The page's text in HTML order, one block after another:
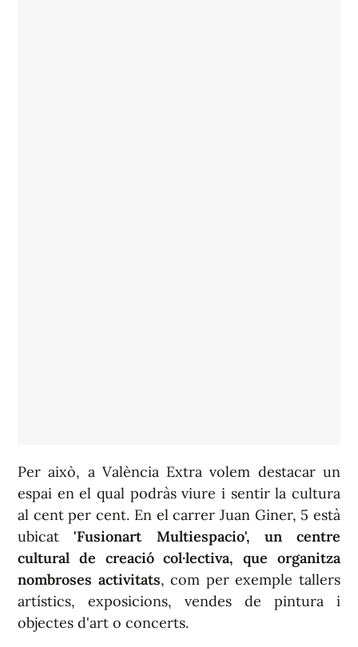
Per això, a València Extra volem destacar un
espai en el qual podràs viure i sentir la cultura
al cent per cent. En el carrer Juan Giner, 5 està
ubicat 'Fusionart Multiespacio', un centre
cultural de creació col·lectiva, que organitza
nombroses activitats, com per exemple tallers
artístics, exposicions, vendes de pintura i
objectes d'art o concerts.